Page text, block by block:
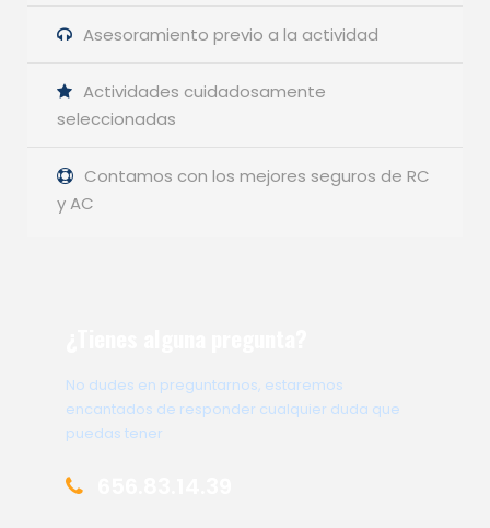
Asesoramiento previo a la actividad
Actividades cuidadosamente
seleccionadas
Contamos con los mejores seguros de RC
y AC
No dudes en preguntarnos, estaremos
encantados de responder cualquier duda que
puedas tener